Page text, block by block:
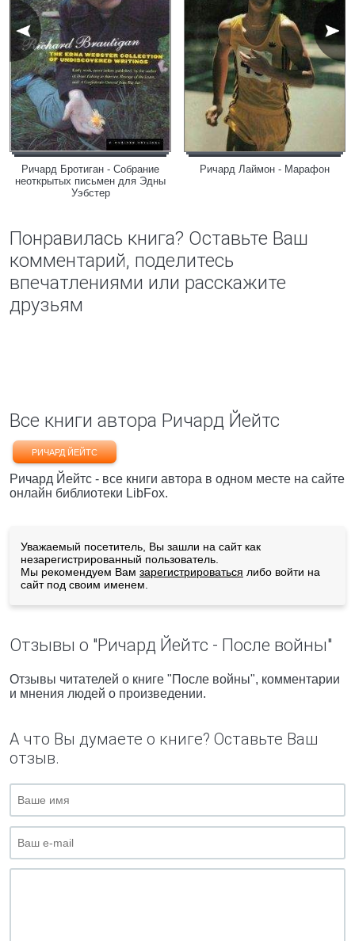
Ричард Бротиган - Собрание
неоткрытых письмен для Эдны
Уэбстер
Ричард Лаймон - Марафон
Понравилась книга? Оставьте Ваш
комментарий, поделитесь
впечатлениями или расскажите
друзьям
Все книги автора Ричард Йейтс
РИЧАРД ЙЕЙТС
Ричард Йейтс - все книги автора в одном месте на сайте
онлайн библиотеки LibFox.
Уважаемый посетитель, Вы зашли на сайт как
незарегистрированный пользователь.
Мы рекомендуем Вам зарегистрироваться либо войти на
сайт под своим именем.
Отзывы о "Ричард Йейтс - После войны"
Отзывы читателей о книге "После войны", комментарии
и мнения людей о произведении.
А что Вы думаете о книге? Оставьте Ваш
отзыв.